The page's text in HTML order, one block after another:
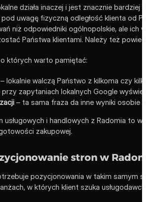
działa inaczej i jest znacznie
uwagę fizyczną odległość klienta od
niż odpowiedniki ogólnopolskie, ale
Państwa klientami. Należy też
których warto pamiętać:
– lokalnie walczą Państwo z kilkoma czy
przy zapytaniach lokalnych Google
– ta sama fraza da inne wyniki osobie
usługowych i handlowych z Radomia to
zakupowej.
stron w
pozycjonowania w takim samym
w których klient szuka